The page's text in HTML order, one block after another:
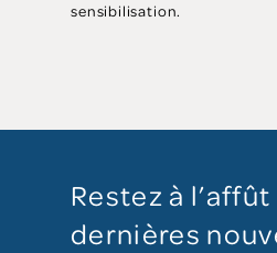
sensibilisation.
Restez à
dernières